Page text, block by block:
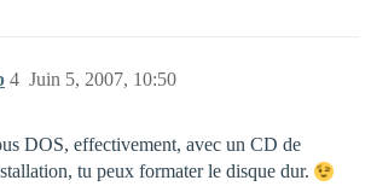
Juin 5, 2007, 10:50
4
DOS, effectivement, avec un CD de
tu peux formater le disque dur.